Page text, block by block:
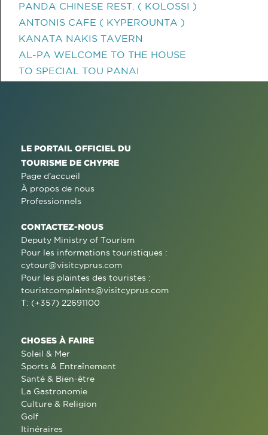
PANDA CHINESE REST. ( KOLOSSI )
ANTONIS CAFE ( KYPEROUNTA )
KANATA NAKIS TAVERN
AL-PA WELCOME TO THE HOUSE
TO SPECIAL TOU PANAI
LE PORTAIL OFFICIEL DU
TOURISME DE CHYPRE
Page d'accueil
À propos de nous
Professionnels
CONTACTEZ-NOUS
Deputy Ministry of Tourism
Pour les informations touristiques :
cytour@visitcyprus.com
Pour les plaintes des touristes :
touristcomplaints@visitcyprus.com
T: (+357) 22691100
CHOSES À FAIRE
Soleil & Mer
Sports & Entraînement
Santé & Bien-être
La Gastronomie
Culture & Religion
Golf
Itinéraires